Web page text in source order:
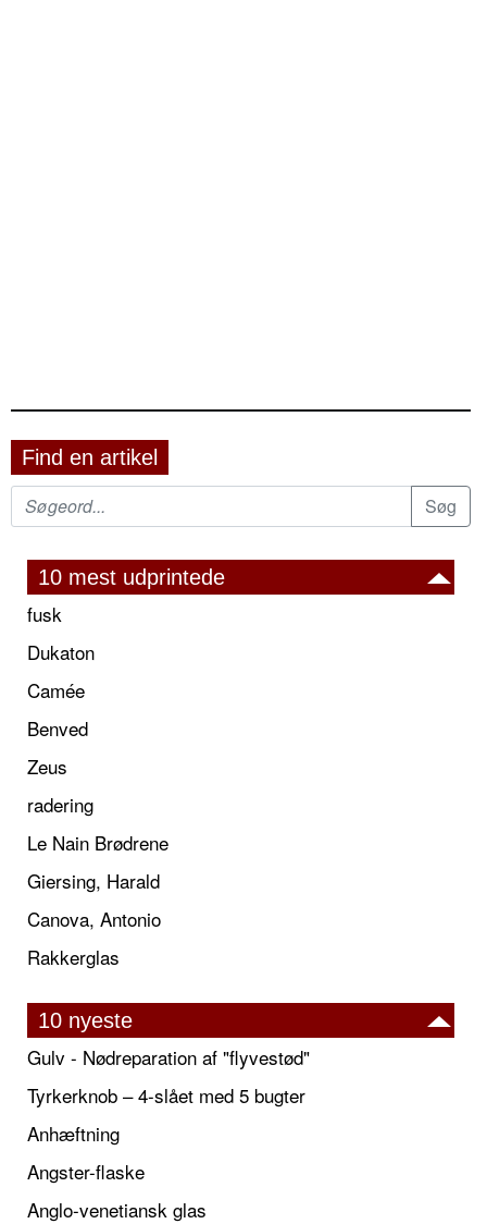
Find en artikel
10 mest udprintede
fusk
Dukaton
Camée
Benved
Zeus
radering
Le Nain Brødrene
Giersing, Harald
Canova, Antonio
Rakkerglas
10 nyeste
Gulv - Nødreparation af "flyvestød"
Tyrkerknob – 4-slået med 5 bugter
Anhæftning
Angster-flaske
Anglo-venetiansk glas